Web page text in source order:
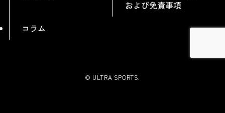
および免責事項
コラム
© ULTRA SPORTS.